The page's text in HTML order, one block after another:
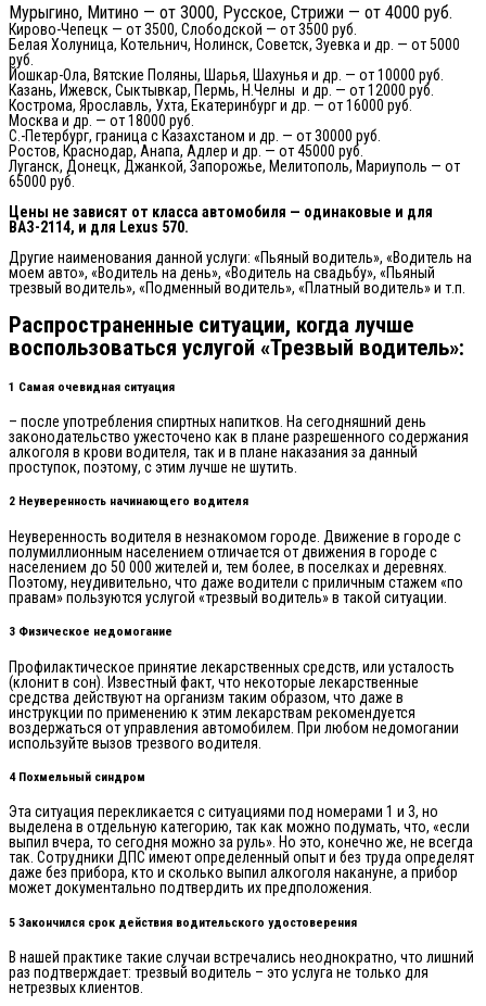
Мурыгино, Митино — от 3000, Русское, Стрижи — от 4000 руб.
Кирово-Чепецк — от 3500, Слободской — от 3500 руб.
Белая Холуница, Котельнич, Нолинск, Советск, Зуевка и др. — от 5000
руб.
Йошкар-Ола, Вятские Поляны, Шарья, Шахунья и др. — от 10000 руб.
Казань, Ижевск, Сыктывкар, Пермь, Н.Челны и др. — от 12000 руб.
Кострома, Ярославль, Ухта, Екатеринбург и др. — от 16000 руб.
Москва и др. — от 18000 руб.
С.-Петербург, граница с Казахстаном и др. — от 30000 руб.
Ростов, Краснодар, Анапа, Адлер и др. — от 45000 руб.
Луганск, Донецк, Джанкой, Запорожье, Мелитополь, Мариуполь — от
65000 руб.
Цены не зависят от класса автомобиля — одинаковые и для
ВАЗ-2114, и для Lexus 570.
Другие наименования данной услуги: «Пьяный водитель», «Водитель на
моем авто», «Водитель на день», «Водитель на свадьбу», «Пьяный
трезвый водитель», «Подменный водитель», «Платный водитель» и т.п.
Распространенные ситуации, когда лучше
воспользоваться услугой «Трезвый водитель»:
1 Самая очевидная ситуация
– после употребления спиртных напитков. На сегодняшний день
законодательство ужесточено как в плане разрешенного содержания
алкоголя в крови водителя, так и в плане наказания за данный
проступок, поэтому, с этим лучше не шутить.
2 Неуверенность начинающего водителя
Неуверенность водителя в незнакомом городе. Движение в городе с
полумиллионным населением отличается от движения в городе с
населением до 50 000 жителей и, тем более, в поселках и деревнях.
Поэтому, неудивительно, что даже водители с приличным стажем «по
правам» пользуются услугой «трезвый водитель» в такой ситуации.
3 Физическое недомогание
Профилактическое принятие лекарственных средств, или усталость
(клонит в сон). Известный факт, что некоторые лекарственные
средства действуют на организм таким образом, что даже в
инструкции по применению к этим лекарствам рекомендуется
воздержаться от управления автомобилем. При любом недомогании
используйте вызов трезвого водителя.
4 Похмельный синдром
Эта ситуация перекликается с ситуациями под номерами 1 и 3, но
выделена в отдельную категорию, так как можно подумать, что, «если
выпил вчера, то сегодня можно за руль». Но это, конечно же, не всегда
так. Сотрудники ДПС имеют определенный опыт и без труда определят
даже без прибора, кто и сколько выпил алкоголя накануне, а прибор
может документально подтвердить их предположения.
5 Закончился срок действия водительского удостоверения
В нашей практике такие случаи встречались неоднократно, что лишний
раз подтверждает: трезвый водитель – это услуга не только для
нетрезвых клиентов.